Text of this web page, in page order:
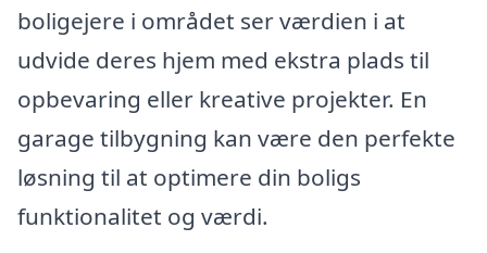
boligejere i området ser værdien i at
udvide deres hjem med ekstra plads til
opbevaring eller kreative projekter. En
garage tilbygning kan være den perfekte
løsning til at optimere din boligs
funktionalitet og værdi.